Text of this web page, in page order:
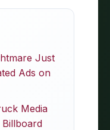
Just
Ads on
Media